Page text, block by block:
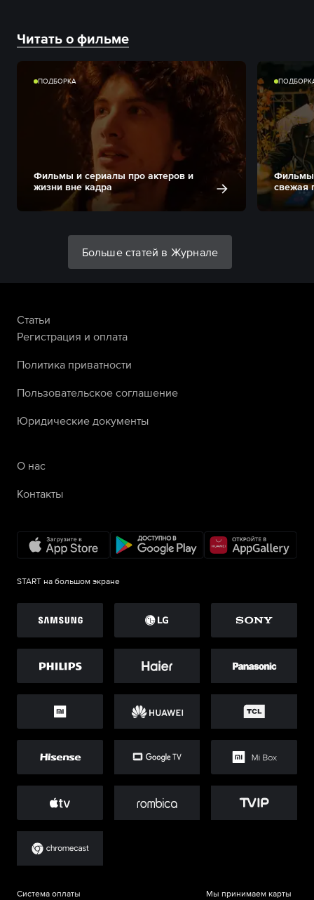
Читать о фильме
ПОДБОРКА
Фильмы и сериалы про актеров и
жизни вне кадра
свежая
Больше статей в Журнале
Статьи
Регистрация и оплата
Политика приватности
Пользовательское соглашение
Юридические документы
О нас
Контакты
START на большом экране
Система оплаты Мы принимаем карты